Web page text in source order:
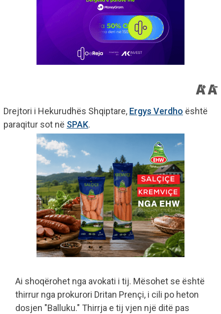
Drejtori i Hekurudhës Shqiptare, Ergys Verdho është
paraqitur sot në SPAK.
Ai shoqërohet nga avokati i tij. Mësohet se është
thirrur nga prokurori Dritan Prençi, i cili po heton
dosjen "Balluku." Thirrja e tij vjen një ditë pas